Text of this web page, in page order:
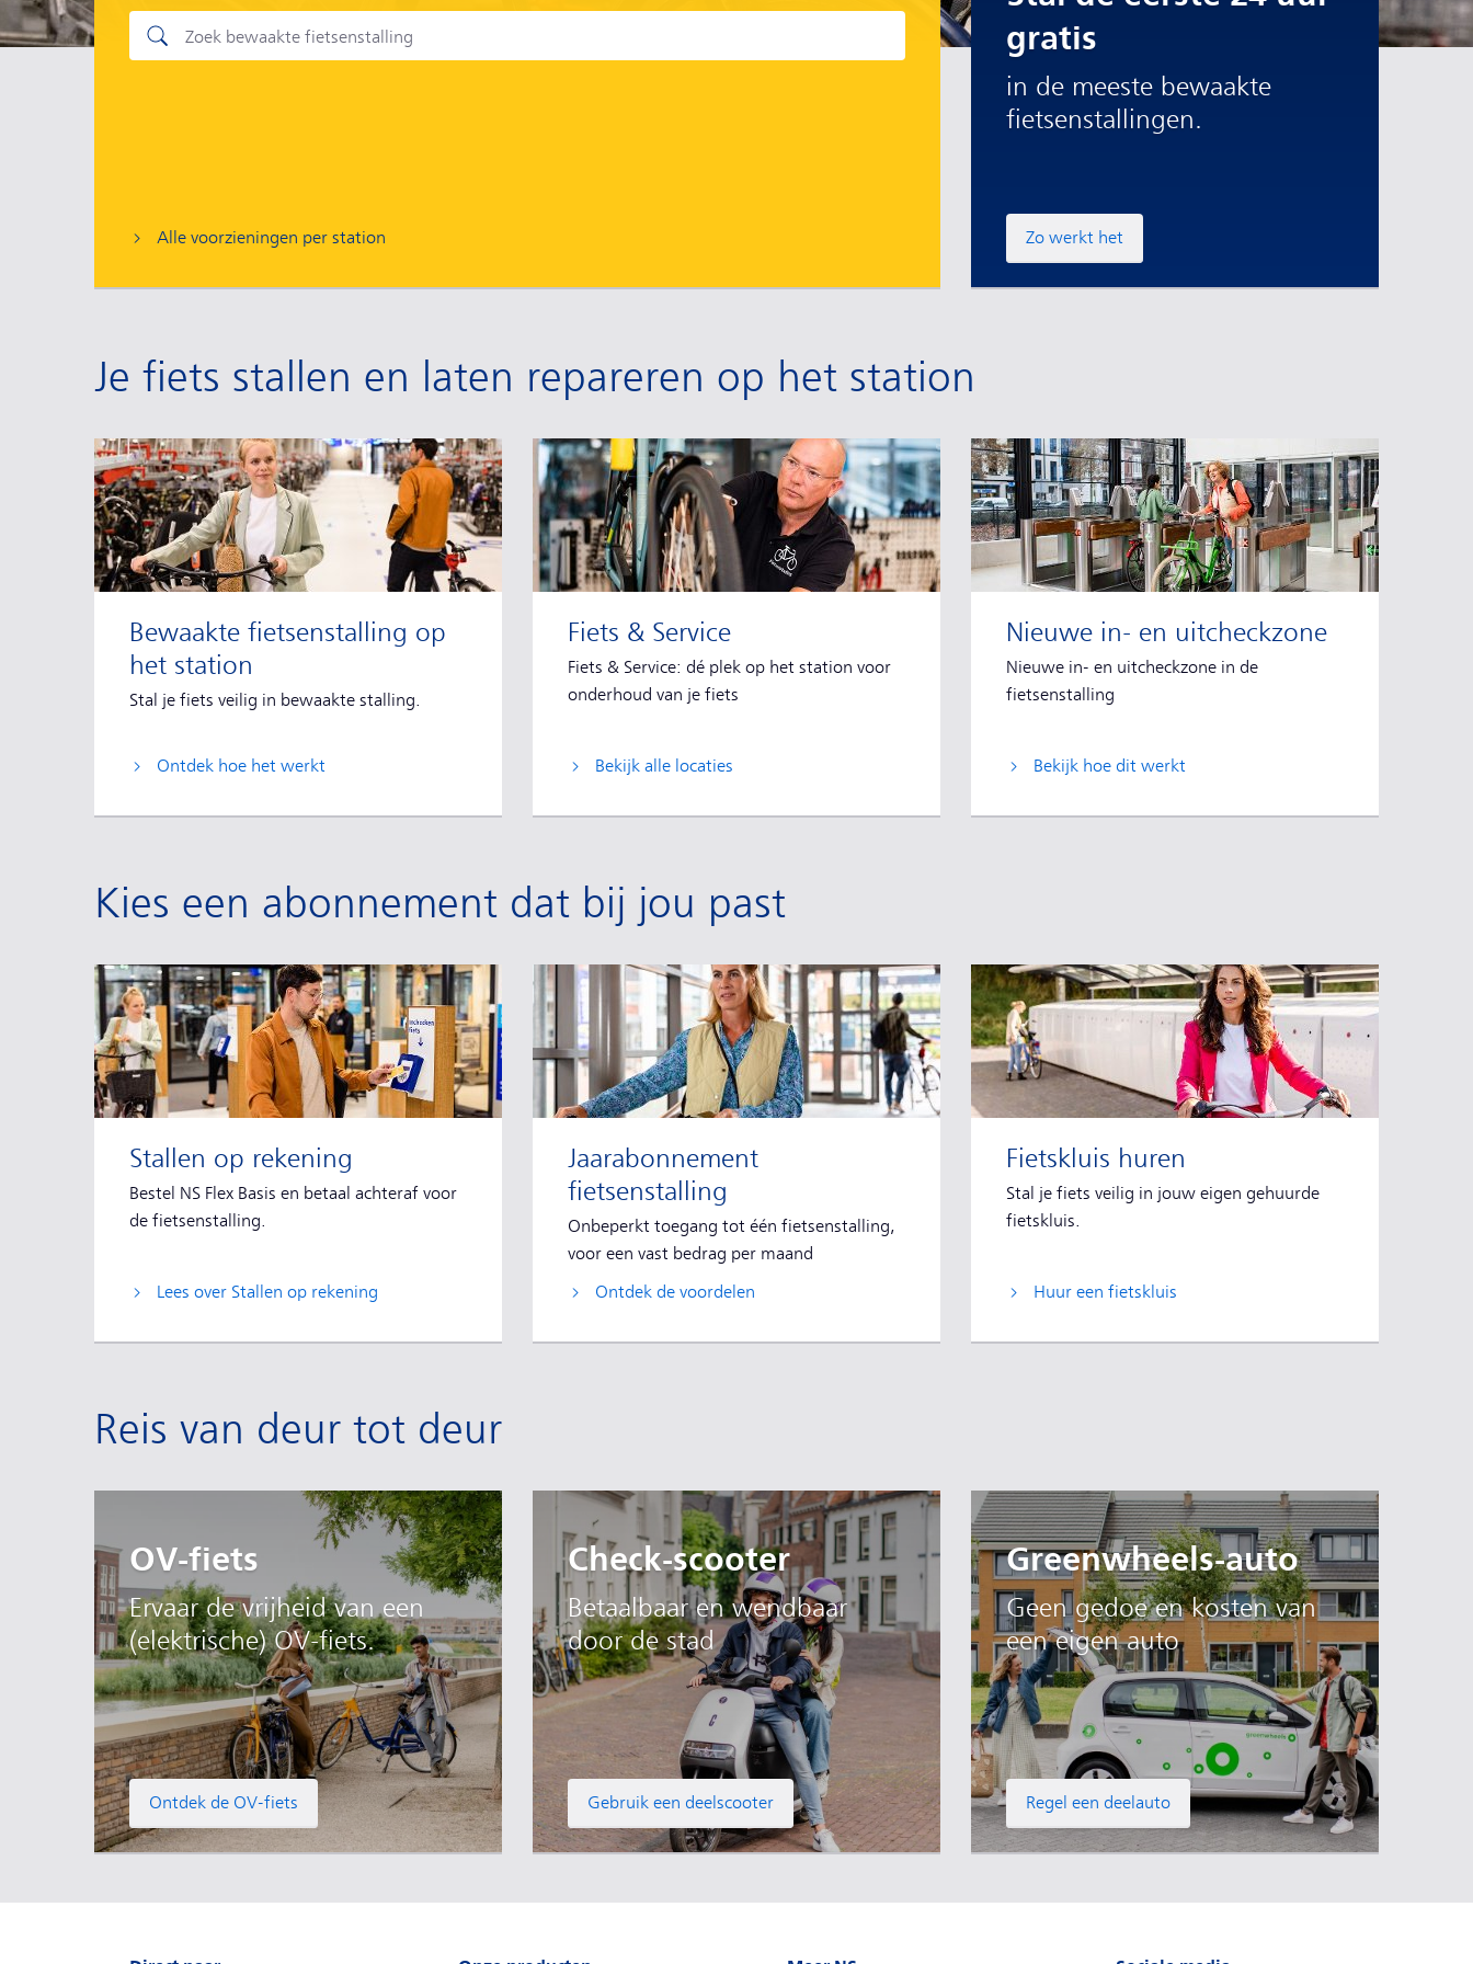
Alle voorzieningen per station
gratis
in de meeste bewaakte
fietsenstallingen.
Zo werkt het
Je fiets stallen en laten repareren op het station
Bewaakte fietsenstalling op
het station
Stal je fiets veilig in bewaakte stalling.
Ontdek hoe het werkt
Fiets & Service
Fiets & Service: dé plek op het station voor
onderhoud van je fiets
Bekijk alle locaties
Nieuwe in- en uitcheckzone
Nieuwe in- en uitcheckzone in de
fietsenstalling
Bekijk hoe dit werkt
Kies een abonnement dat bij jou past
Stallen op rekening
Bestel NS Flex Basis en betaal achteraf voor
de fietsenstalling.
Lees over Stallen op rekening
Jaarabonnement
fietsenstalling
Onbeperkt toegang tot één fietsenstalling,
voor een vast bedrag per maand
Ontdek de voordelen
Fietskluis huren
Stal je fiets veilig in jouw eigen gehuurde
fietskluis.
Huur een fietskluis
Reis van deur tot deur
OV-fiets
Ervaar de vrijheid van een
(elektrische) OV-fiets.
Ontdek de OV-fiets
Check-scooter
Betaalbaar en wendbaar
door de stad
Gebruik een deelscooter
Greenwheels-auto
Geen gedoe en kosten van
een eigen auto
Regel een deelauto